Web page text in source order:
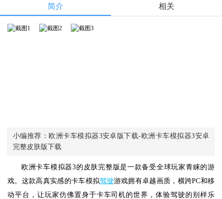
简介 相关
小编推荐：欧洲卡车模拟器3安卓版下载-欧洲卡车模拟器3安卓
完整皮肤版下载
欧洲卡车模拟器3的皮肤完整版是一款备受全球玩家青睐的游
戏。这款高真实感的卡车模拟驾驶游戏拥有卓越画质，横跨PC和移
动平台，让玩家仿佛置身于卡车司机的世界，体验驾驶的别样乐